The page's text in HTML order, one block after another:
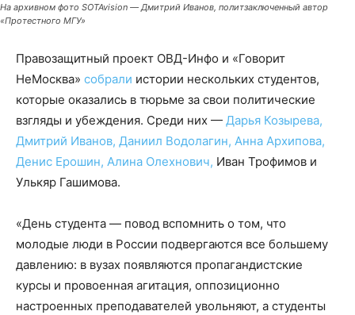
На архивном фото SOTAvision — Дмитрий Иванов, политзаключенный автор
«Протестного МГУ»
Правозащитный проект ОВД-Инфо и «Говорит
НеМосква» собрали истории нескольких студентов,
которые оказались в тюрьме за свои политические
взгляды и убеждения. Среди них — Дарья Козырева,
Дмитрий Иванов, Даниил Водолагин, Анна Архипова,
Денис Ерошин, Алина Олехнович, Иван Трофимов и
Улькяр Гашимова.
«День студента — повод вспомнить о том, что
молодые люди в России подвергаются все большему
давлению: в вузах появляются пропагандистские
курсы и провоенная агитация, оппозиционно
настроенных преподавателей увольняют, а студенты